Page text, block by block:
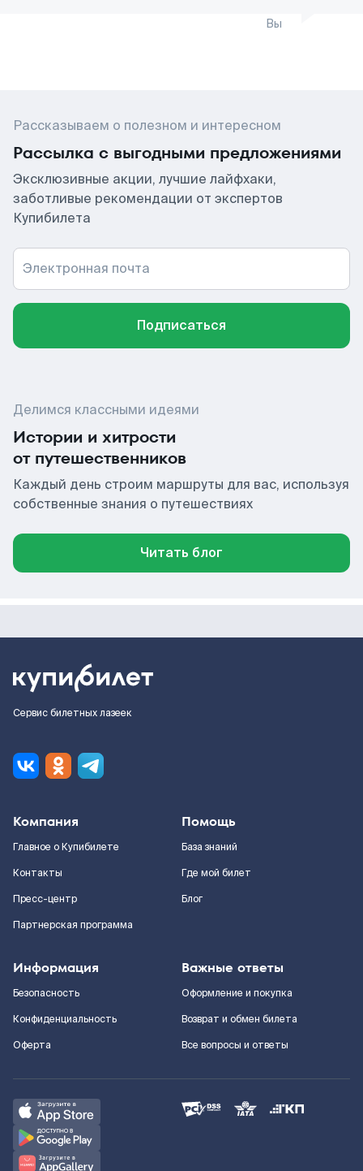
Вы
Рассказываем о полезном и интересном
Рассылка с выгодными предложениями
Эксклюзивные акции, лучшие лайфхаки,
заботливые рекомендации от экспертов
Купибилета
Электронная почта
Подписаться
Делимся классными идеями
Истории и хитрости
от путешественников
Каждый день строим маршруты для вас, используя
собственные знания о путешествиях
Читать блог
Сервис билетных лазеек
Компания
Главное о Купибилете
Контакты
Пресс-центр
Партнерская программа
Помощь
База знаний
Где мой билет
Блог
Информация
Безопасность
Конфиденциальность
Оферта
Важные ответы
Оформление и покупка
Возврат и обмен билета
Все вопросы и ответы